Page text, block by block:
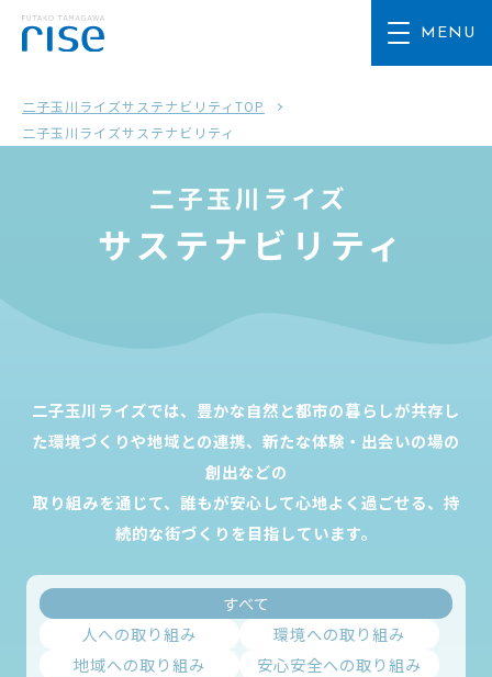
二子玉川ライズサステナビリティTOP
二子玉川ライズサステナビリティ
二子玉川ライズでは、豊かな自然と都市の暮らしが共存し
た環境づくりや地域との連携、新たな体験・出会いの場の
創出などの
取り組みを通じて、誰もが安心して心地よく過ごせる、持
続的な街づくりを目指しています。
すべて
人への取り組み
環境への取り組み
地域への取り組み
安心安全への取り組み